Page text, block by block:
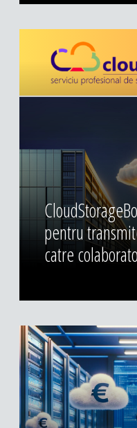
pentru
catre